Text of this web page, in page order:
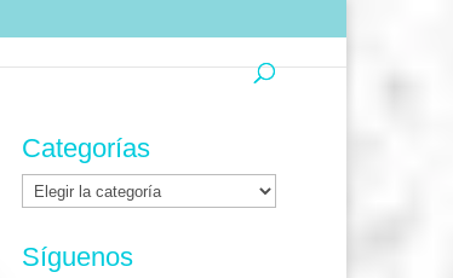
Categorías
Categorías
Síguenos